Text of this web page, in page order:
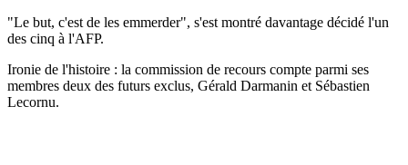
"Le but, c'est de les emmerder", s'est montré davantage décidé l'un
des cinq à l'AFP.
Ironie de l'histoire : la commission de recours compte parmi ses
membres deux des futurs exclus, Gérald Darmanin et Sébastien
Lecornu.